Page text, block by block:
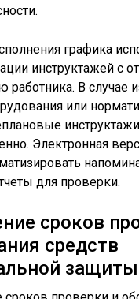
графика
инструктажей с
работника. В случае
или
Электронная
для проверки.
сроков
средств
защиты